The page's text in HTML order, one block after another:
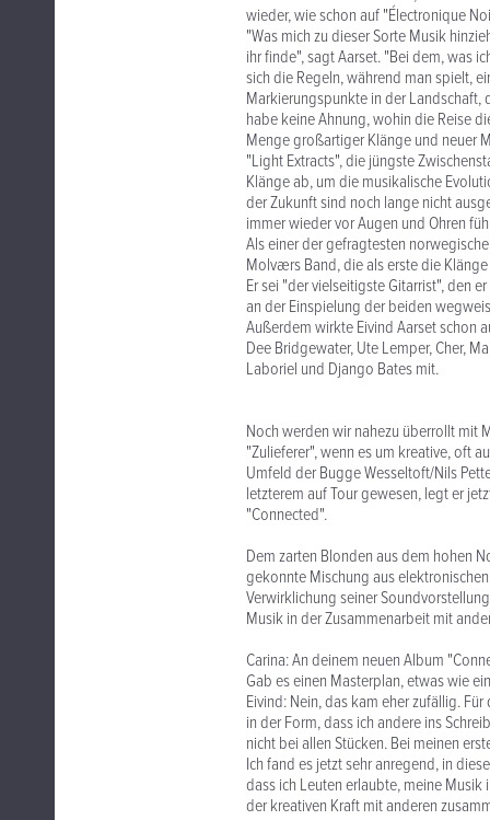
wieder, wie schon auf "Électronique
"Was mich zu dieser Sorte Musik
ihr finde", sagt Aarset. "Bei dem, was
sich die Regeln, während man spielt,
Markierungspunkte in der Landschaft,
habe keine Ahnung, wohin die Reise
Menge großartiger Klänge und neuer
"Light Extracts", die jüngste
Klänge ab, um die musikalische
der Zukunft sind noch lange nicht
immer wieder vor Augen und Ohren
Als einer der gefragtesten
Molværs Band, die als erste die
Er sei "der vielseitigste Gitarrist", den
an der Einspielung der beiden
Außerdem wirkte Eivind Aarset schon
Dee Bridgewater, Ute Lemper, Cher,
Laboriel und Django Bates mit.
Noch werden wir nahezu überrollt mit
"Zulieferer", wenn es um kreative, oft
Umfeld der Bugge Wesseltoft/Nils
letzterem auf Tour gewesen, legt er
"Connected".
Dem zarten Blonden aus dem hohen
gekonnte Mischung aus
Verwirklichung seiner
Musik in der Zusammenarbeit mit
Carina: An deinem neuen Album
Gab es einen Masterplan, etwas wie
Eivind: Nein, das kam eher zufällig.
in der Form, dass ich andere ins
nicht bei allen Stücken. Bei meinen
Ich fand es jetzt sehr anregend, in
dass ich Leuten erlaubte, meine
der kreativen Kraft mit anderen